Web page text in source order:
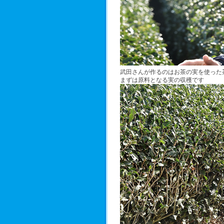
武田さんが作るのはお茶の実を使った
まずは原料となる実の収穫です